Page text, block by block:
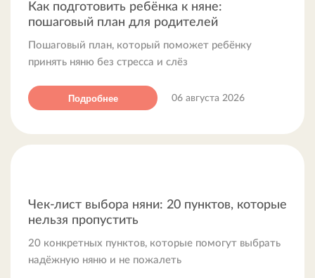
Как подготовить ребёнка к няне:
пошаговый план для родителей
Пошаговый план, который поможет ребёнку
принять няню без стресса и слёз
Подробнее 06 августа 2026
Чек-лист выбора няни: 20 пунктов, которые
нельзя пропустить
20 конкретных пунктов, которые помогут выбрать
надёжную няню и не пожалеть